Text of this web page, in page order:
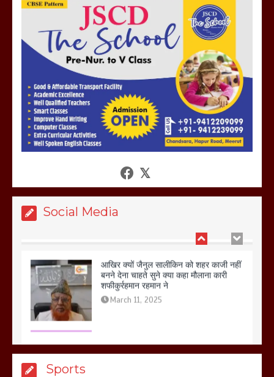
Social Media
मेरठ सुराजकुंड शमशान घाट में चिता से अस्थि
उठाकर खाते कुत्ते का वीडियो इंटरनेट पर जमकर
हो रहा वायरल
March 6, 2025
होलिका रखने पर लात मार कर होलिका को किया
गलोच ,कहा अगर रखी गई होली तो होगा खून
बनने देना चाहते सुने क्या कहा मौलाना कारी
शफीकुर्रहमान रहमान ने
March 11, 2025
Sports